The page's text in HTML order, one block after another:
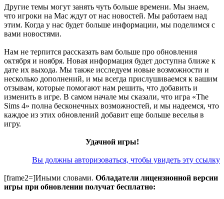
Другие темы могут занять чуть больше времени. Мы знаем,
что игроки на Mac ждут от нас новостей. Мы работаем над
этим. Когда у нас будет больше информации, мы поделимся с
вами новостями.
Нам не терпится рассказать вам больше про обновления
октября и ноября. Новая информация будет доступна ближе к
дате их выхода. Мы также исследуем новые возможности и
несколько дополнений, и мы всегда прислушиваемся к вашим
отзывам, которые помогают нам решить, что добавить и
изменить в игре. В самом начале мы сказали, что игра «The
Sims 4» полна бесконечных возможностей, и мы надеемся, что
каждое из этих обновлений добавит еще больше веселья в
игру.
Удачной игры!
Вы должны авторизоваться, чтобы увидеть эту ссылку
[frame2=]Иными словами. Обладатели лицензионной версии
игры при обновлении получат бесплатно: